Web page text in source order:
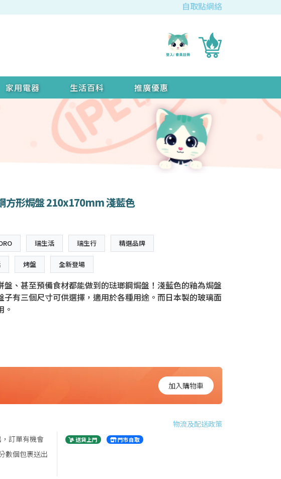
自取點網絡
家用電器 生活百科 推廣優惠
方形焗盤 210x170mm 淺藍色
瑞生活 瑞生行 精選品牌
烤盤 全新登場
、甚至預備食材都能做到的琺瑯鋼焗盤！淺藍色的釉為焗盤
子有三個尺寸可供選擇，適用於各種用途。而日本製的玻璃面
。
加入購物車
物流及配送政策
訂單有機會
數個包裹送出
送貨上門 門市自取